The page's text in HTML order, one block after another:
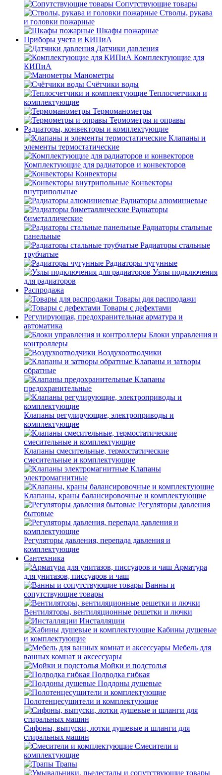
Сопутствующие товары
Стволы, рукава
и головки пожарные
Шкафы пожарные
Приборы учета и КИПиА
Датчики давления
Комплектующие для
КИПиА
Манометры
Счётчики воды
Теплосчетчики и
комплектующие
Термоманометры
Термометры и оправы
Радиаторы, конвекторы и комплектующие
Клапаны и
элементы термостатические
Комплектующие для радиаторов и конвекторов
Конвекторы
Конвекторы
внутрипольные
Радиаторы алюминиевые
Радиаторы
биметаллические
Радиаторы стальные
панельные
Радиаторы стальные
трубчатые
Радиаторы чугунные
Узлы подключения
для радиаторов
Распродажа
Товары для распродажи
Товары с дефектами
Регулирующая, предохранительная арматура и
автоматика
Блоки управления и
контроллеры
Воздухоотводчики
Клапаны и затворы
обратные
Клапаны
предохранительные
Клапаны регулирующие, электроприводы и
комплектующие
Клапаны смесительные, термостатические
смесительные и комплектующие
Клапаны
электромагнитные
Клапаны, краны балансировочные и комплектующие
Регуляторы давления
бытовые
Регуляторы давления, перепада давления и
комплектующие
Сантехника
Арматура
для унитазов, писсуаров и чаш
Ванны и
сопутствующие товары
Вентиляторы, вентиляционные решетки и лючки
Инсталляции
Кабины душевые
и комплектующие
Мебель для
ванных комнат и аксессуары
Мойки и подстолья
Подводка гибкая
Поддоны душевые
Полотенцесушители и комплектующие
Сифоны, выпуски, лотки душевые и шланги для
стиральных машин
Смесители и
комплектующие
Трапы